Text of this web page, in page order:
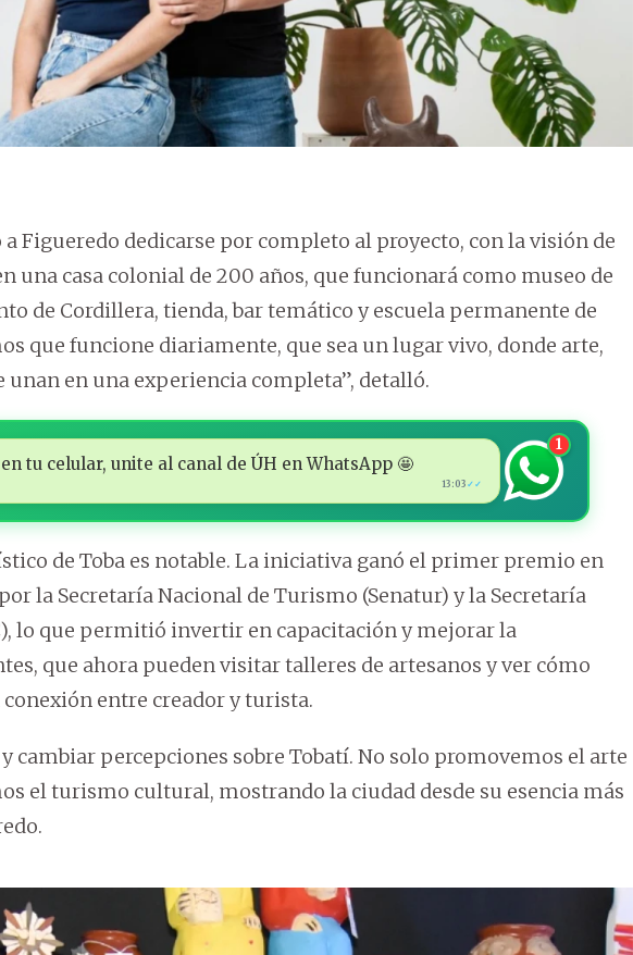
Figueredo dedicarse por completo al proyecto, con la visión de
una casa colonial de 200 años, que funcionará como museo de
de Cordillera, tienda, bar temático y escuela permanente de
que funcione diariamente, que sea un lugar vivo, donde arte,
en una experiencia completa”, detalló.
tu celular, unite al canal de ÚH en WhatsApp 🤩
13:03 ✓✓
1
de Toba es notable. La iniciativa ganó el primer premio en
la Secretaría Nacional de Turismo (Senatur) y la Secretaría
lo que permitió invertir en capacitación y mejorar la
que ahora pueden visitar talleres de artesanos y ver cómo
entre creador y turista.
cambiar percepciones sobre Tobatí. No solo promovemos el arte
el turismo cultural, mostrando la ciudad desde su esencia más